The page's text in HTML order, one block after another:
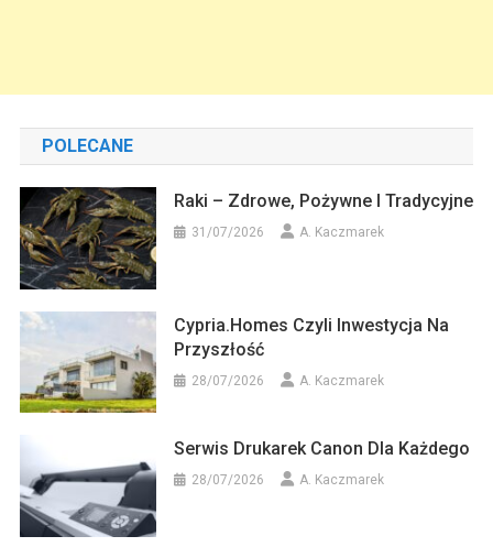
POLECANE
Raki – Zdrowe, Pożywne I Tradycyjne
31/07/2026 A. Kaczmarek
Cypria.homes Czyli Inwestycja Na
Przyszłość
28/07/2026 A. Kaczmarek
Serwis Drukarek Canon Dla Każdego
28/07/2026 A. Kaczmarek